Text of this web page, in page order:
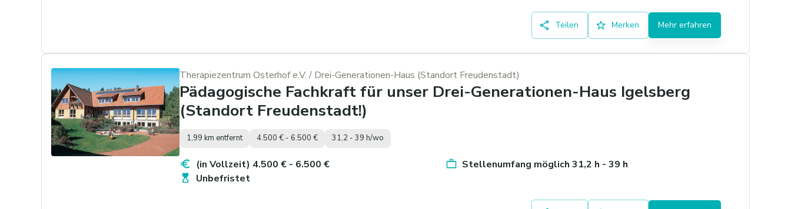
Teilen Merken Mehr erfahren
Therapiezentrum Osterhof e.V. / Drei-Generationen-Haus (Standort Freudenstadt)
Pädagogische Fachkraft für unser Drei-Generationen-Haus Igelsberg
(Standort Freudenstadt!)
1,99 km entfernt 4.500 € - 6.500 € 31,2 - 39 h/wo
(in Vollzeit) 4.500 € - 6.500 €
Stellenumfang möglich 31,2 h - 39 h
Unbefristet